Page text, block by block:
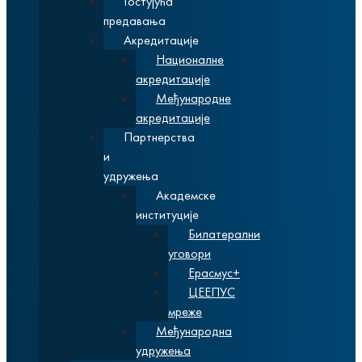
предавања
Акредитације
Националне
акредитације
Међународне
акредитације
Партнерства
и
удружења
Академске
институције
Билатерални
уговори
Ерасмус+
ЦЕЕПУС
мреже
Међународна
удружења